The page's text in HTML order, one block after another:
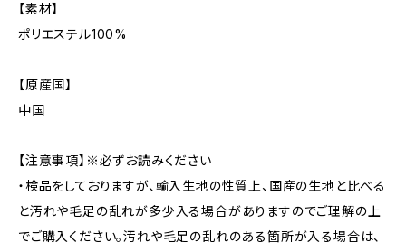
【素材】
ポリエステル100%
【原産国】
中国
【注意事項】※必ずお読みください
・検品をしておりますが、輸入生地の性質上、国産の生地と比べる
と汚れや毛足の乱れが多少入る場合がありますのでご理解の上
でご購入ください。汚れや毛足の乱れのある箇所が入る場合は、